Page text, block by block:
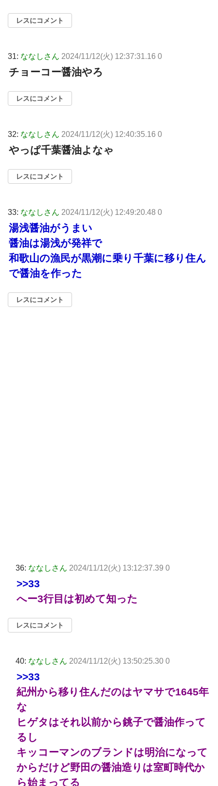
レスにコメント
31: ななしさん 2024/11/12(火) 12:37:31.16 0
チョーコー醤油やろ
レスにコメント
32: ななしさん 2024/11/12(火) 12:40:35.16 0
やっぱ千葉醤油よなゃ
レスにコメント
33: ななしさん 2024/11/12(火) 12:49:20.48 0
湯浅醤油がうまい
醤油は湯浅が発祥で
和歌山の漁民が黒潮に乗り千葉に移り住ん
で醤油を作った
レスにコメント
36: ななしさん 2024/11/12(火) 13:12:37.39 0
>>33
へー3行目は初めて知った
レスにコメント
40: ななしさん 2024/11/12(火) 13:50:25.30 0
>>33
紀州から移り住んだのはヤマサで1645年
な
ヒゲタはそれ以前から銚子で醤油作って
るし
キッコーマンのブランドは明治になって
からだけど野田の醤油造りは室町時代か
ら始まってる